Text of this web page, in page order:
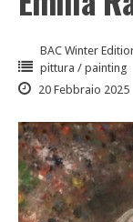
BAC Winter
pittura / painting
20 Febbraio 2025